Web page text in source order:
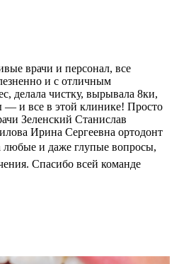
врачи и персонал, все
и с отличным
делала чистку, вырывала 8ки,
— и все в этой клинике! Просто
Зеленский Станислав
Ирина Сергеевна ортодонт
любые и даже глупые вопросы,
Спасибо всей команде